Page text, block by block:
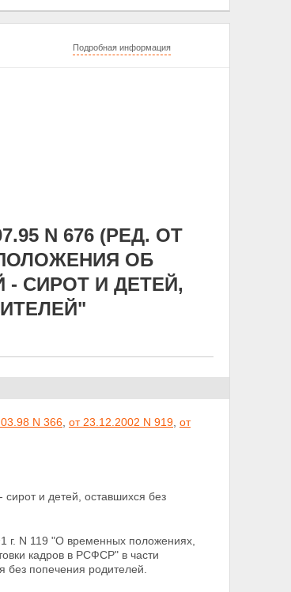
Подробная информация
N 676 (РЕД. ОТ
ОБ
СИРОТ И ДЕТЕЙ,
N 366 от 23.12.2002 N 919 от
и детей, оставшихся без
г. N 119 "О временных положениях,
кадров в РСФСР" в части
без попечения родителей.